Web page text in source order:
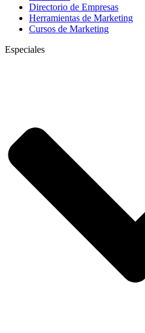
Directorio de Empresas
Herramientas de Marketing
Cursos de Marketing
Especiales